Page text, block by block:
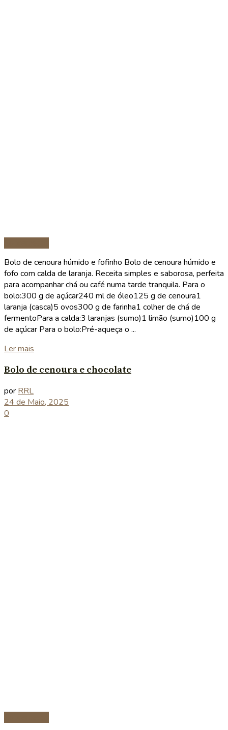
Bolo de cenoura húmido e fofinho Bolo de cenoura húmido e
fofo com calda de laranja. Receita simples e saborosa, perfeita
para acompanhar chá ou café numa tarde tranquila. Para o
bolo:300 g de açúcar240 ml de óleo125 g de cenoura1
laranja (casca)5 ovos300 g de farinha1 colher de chá de
fermentoPara a calda:3 laranjas (sumo)1 limão (sumo)100 g
de açúcar Para o bolo:Pré-aqueça o ...
Ler mais
Bolo de cenoura e chocolate
por RRL
24 de Maio, 2025
0